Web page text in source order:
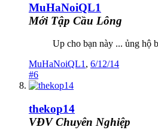
MuHaNoiQL1
Mới Tập Cầu Lông
Up cho bạn này ... ủng hộ
MuHaNoiQL1, 6/12/14
#6
thekop14
VĐV Chuyên Nghiệp